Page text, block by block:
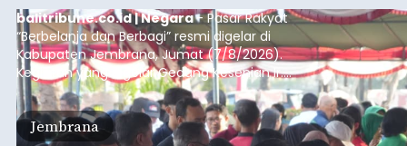
balitribune.co.id | Negara- Pasar Rakyat
“Berbelanja dan Berbagi” resmi digelar di
Kabupaten Jembrana, Jumat (7/8/2026).
Kegiatan yang digelar Gedung Kesenian Ir.
Soekarno ini memadukan pemberdayaan
ekonomi masyarakat dengan aksi sosial tersebut
mendapat antusiasme tinggi dan mencatat nilai
Jembrana